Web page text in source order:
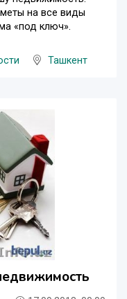
на все виды
«под ключ».
Ташкент